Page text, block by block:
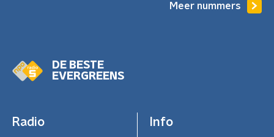
Meer nummers
DE BESTE
EVERGREENS
Radio Info